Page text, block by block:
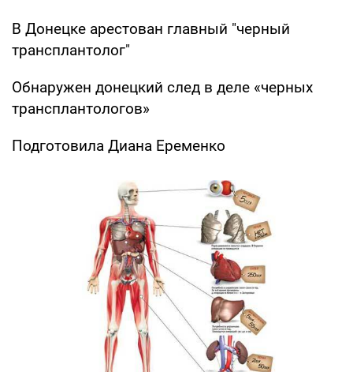
В Донецке арестован главный "черный
трансплантолог"
Обнаружен донецкий след в деле «черных
трансплантологов»
Подготовила Диана Еременко